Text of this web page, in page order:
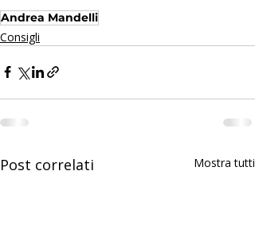
Andrea Mandelli
Consigli
Post correlati Mostra tutti